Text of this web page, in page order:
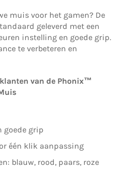
muis voor het gamen? De
geleverd met een
instelling en goede grip.
te verbeteren en
van de Phonix™️
goede grip
één klik aanpassing
blauw, rood, paars, roze